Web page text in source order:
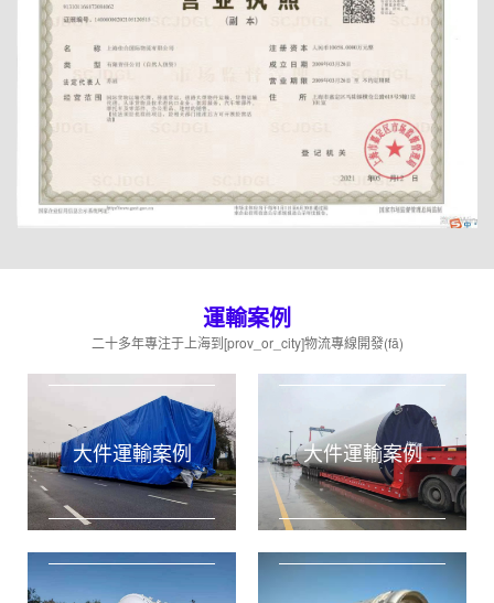
運輸案例
二十多年專注于上海到[prov_or_city]物流專線開發(fā)
大件運輸案例 大件運輸案例